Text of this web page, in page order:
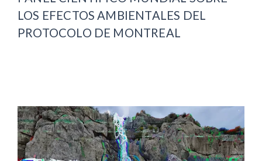
LOS EFECTOS AMBIENTALES DEL
PROTOCOLO DE MONTREAL